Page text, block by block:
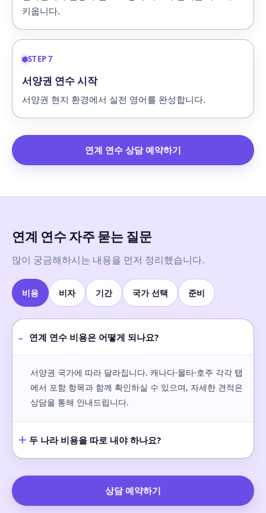
키웁니다.
STEP 7
서양권 연수 시작
서양권 현지 환경에서 실전 영어를 완성합니다.
연계 연수 상담 예약하기
연계 연수 자주 묻는 질문
많이 궁금해하시는 내용을 먼저 정리했습니다.
비용 비자 기간 국가 선택 준비
- 연계 연수 비용은 어떻게 되나요?
서양권 국가에 따라 달라집니다. 캐나다·몰타·호주 각각 탭
에서 포함 항목과 함께 확인하실 수 있으며, 자세한 견적은
상담을 통해 안내드립니다.
+ 두 나라 비용을 따로 내야 하나요?
상담 예약하기